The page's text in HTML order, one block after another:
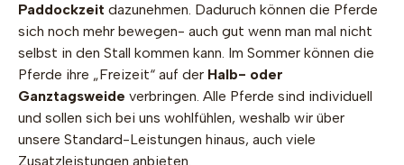
Paddockzeit dazunehmen. Daduruch können die Pferde
sich noch mehr bewegen- auch gut wenn man mal nicht
selbst in den Stall kommen kann. Im Sommer können die
Pferde ihre „Freizeit“ auf der Halb- oder
Ganztagsweide verbringen. Alle Pferde sind individuell
und sollen sich bei uns wohlfühlen, weshalb wir über
unsere Standard-Leistungen hinaus, auch viele
Zusatzleistungen anbieten.